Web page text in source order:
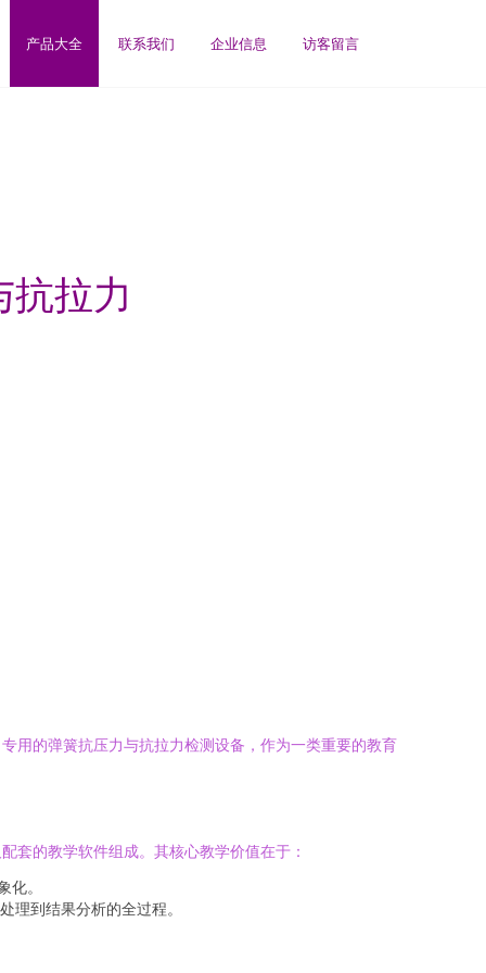
产品大全 联系我们 企业信息 访客留言
拉力
用的弹簧抗压力与抗拉力检测设备，作为一类重要的教育
套的教学软件组成。其核心教学价值在于：
。
理到结果分析的全过程。